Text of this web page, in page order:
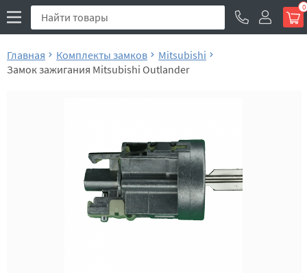
0
Главная Комплекты замков
Mitsubishi
Замок зажигания Mitsubishi Outlander